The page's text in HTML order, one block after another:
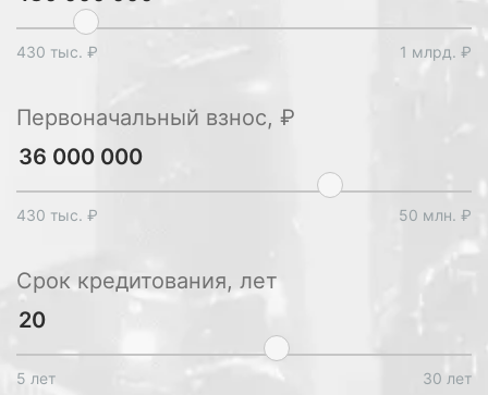
430 тыс. ₽ 1 млрд. ₽
Первоначальный взнос, ₽
430 тыс. ₽ 50 млн. ₽
Срок кредитования, лет
5 лет 30 лет